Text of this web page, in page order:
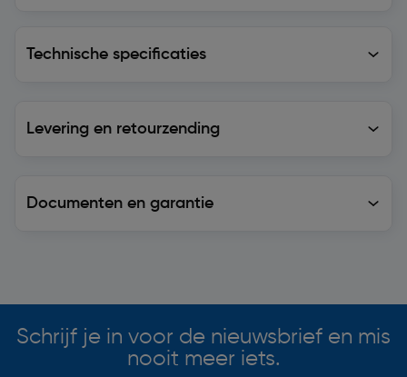
Technische specificaties
Levering en retourzending
Documenten en garantie
Schrijf je in voor de nieuwsbrief en mis
nooit meer iets.